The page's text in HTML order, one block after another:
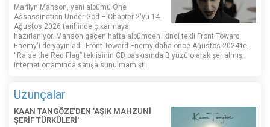
Marilyn Manson, yeni albümü One
Assassination Under God – Chapter 2'yu 14
Ağustos 2026 tarihinde çıkarmaya
hazırlanıyor. Manson geçen hafta albümden ikinci tekli Front Toward
Enemy'i de yayınladı. Front Toward Enemy daha önce Ağustos 2024’te,
“Raise the Red Flag” teklisinin CD baskısında B yüzü olarak şer almış,
internet ortamında satışa sunulmamıştı.
Uzunçalar
KAAN TANGÖZE'DEN 'AŞIK MAHZUNİ
ŞERİF TÜRKÜLERİ'